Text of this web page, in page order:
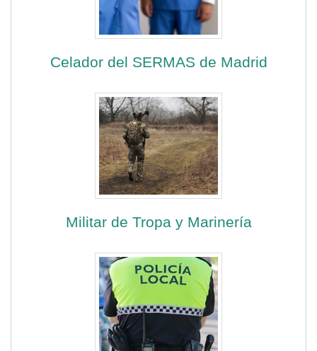
Celador del SERMAS de Madrid
Militar de Tropa y Marinería